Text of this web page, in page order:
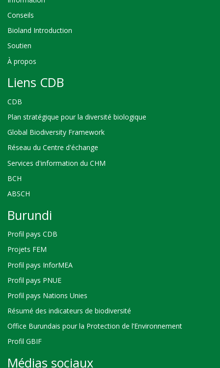
Conseils
Bioland Introduction
Soutien
À propos
Liens CDB
CDB
Plan stratégique pour la diversité biologique
Global Biodiversity Framework
Réseau du Centre d'échange
Services d'information du CHM
BCH
ABSCH
Burundi
Profil pays CDB
Projets FEM
Profil pays InforMEA
Profil pays PNUE
Profil pays Nations Unies
Résumé des indicateurs de biodiversité
Office Burundais pour la Protection de l’Environnement
Profil GBIF
Médias sociaux